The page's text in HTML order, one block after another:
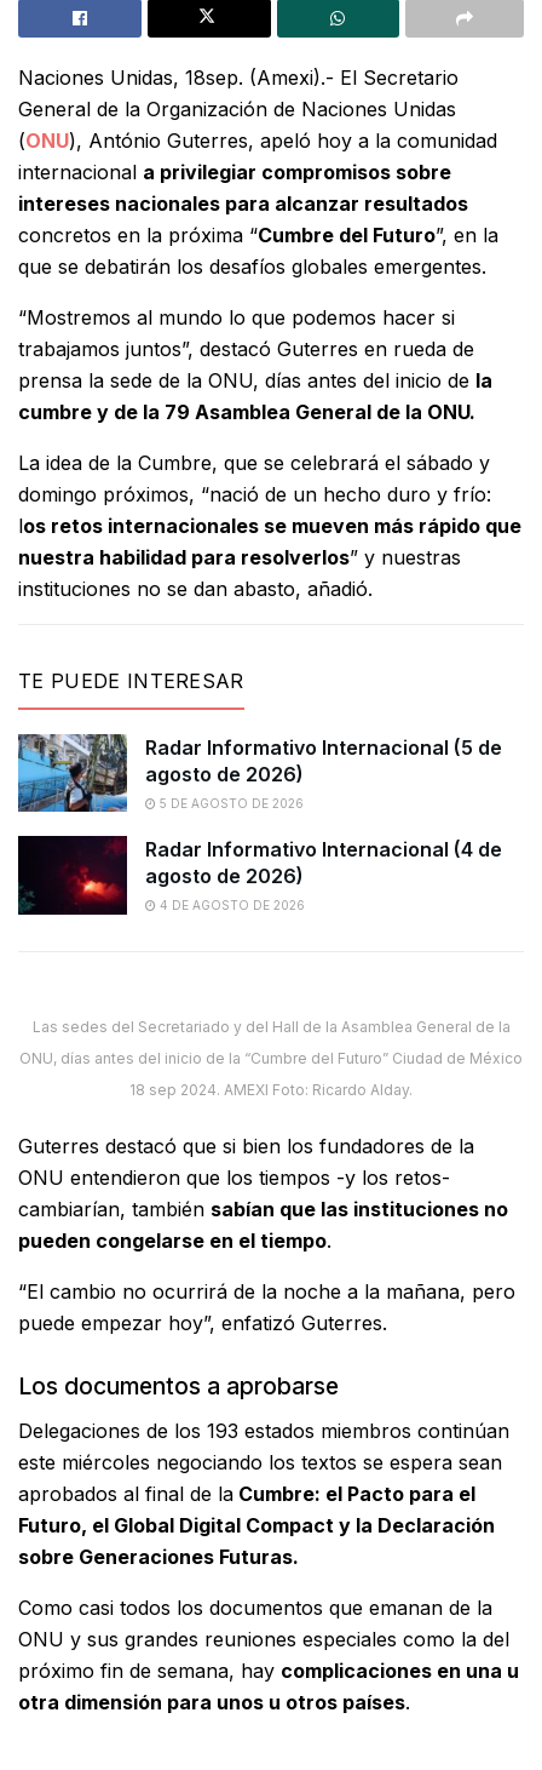
Naciones Unidas, 18sep. (Amexi).- El Secretario
General de la Organización de Naciones Unidas
(ONU), António Guterres, apeló hoy a la comunidad
internacional a privilegiar compromisos sobre
intereses nacionales para alcanzar resultados
concretos en la próxima “Cumbre del Futuro”, en la
que se debatirán los desafíos globales emergentes.
“Mostremos al mundo lo que podemos hacer si
trabajamos juntos”, destacó Guterres en rueda de
prensa la sede de la ONU, días antes del inicio de la
cumbre y de la 79 Asamblea General de la ONU.
La idea de la Cumbre, que se celebrará el sábado y
domingo próximos, “nació de un hecho duro y frío:
los retos internacionales se mueven más rápido que
nuestra habilidad para resolverlos” y nuestras
instituciones no se dan abasto, añadió.
TE PUEDE INTERESAR
Radar Informativo Internacional (5 de
agosto de 2026)
5 DE AGOSTO DE 2026
Radar Informativo Internacional (4 de
agosto de 2026)
4 DE AGOSTO DE 2026
Las sedes del Secretariado y del Hall de la Asamblea General de la
ONU, días antes del inicio de la “Cumbre del Futuro” Ciudad de México
18 sep 2024. AMEXI Foto: Ricardo Alday.
Guterres destacó que si bien los fundadores de la
ONU entendieron que los tiempos -y los retos-
cambiarían, también sabían que las instituciones no
pueden congelarse en el tiempo.
“El cambio no ocurrirá de la noche a la mañana, pero
puede empezar hoy”, enfatizó Guterres.
Los documentos a aprobarse
Delegaciones de los 193 estados miembros continúan
este miércoles negociando los textos se espera sean
aprobados al final de la Cumbre: el Pacto para el
Futuro, el Global Digital Compact y la Declaración
sobre Generaciones Futuras.
Como casi todos los documentos que emanan de la
ONU y sus grandes reuniones especiales como la del
próximo fin de semana, hay complicaciones en una u
otra dimensión para unos u otros países.